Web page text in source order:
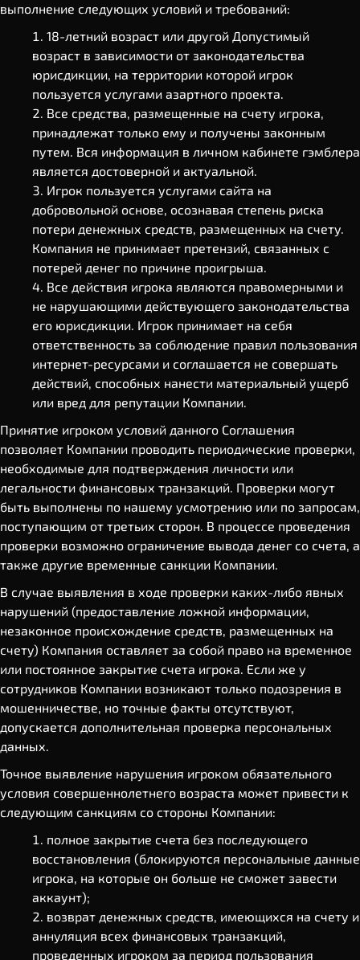
выполнение следующих условий и требований:
18-летний возраст или другой Допустимый
возраст в зависимости от законодательства
юрисдикции, на территории которой игрок
пользуется услугами азартного проекта.
Все средства, размещенные на счету игрока,
принадлежат только ему и получены законным
путем. Вся информация в личном кабинете гэмблера
является достоверной и актуальной.
Игрок пользуется услугами сайта на
добровольной основе, осознавая степень риска
потери денежных средств, размещенных на счету.
Компания не принимает претензий, связанных с
потерей денег по причине проигрыша.
Все действия игрока являются правомерными и
не нарушающими действующего законодательства
его юрисдикции. Игрок принимает на себя
ответственность за соблюдение правил пользования
интернет-ресурсами и соглашается не совершать
действий, способных нанести материальный ущерб
или вред для репутации Компании.
Принятие игроком условий данного Соглашения
позволяет Компании проводить периодические проверки,
необходимые для подтверждения личности или
легальности финансовых транзакций. Проверки могут
быть выполнены по нашему усмотрению или по запросам,
поступающим от третьих сторон. В процессе проведения
проверки возможно ограничение вывода денег со счета, а
также другие временные санкции Компании.
В случае выявления в ходе проверки каких-либо явных
нарушений (предоставление ложной информации,
незаконное происхождение средств, размещенных на
счету) Компания оставляет за собой право на временное
или постоянное закрытие счета игрока. Если же у
сотрудников Компании возникают только подозрения в
мошенничестве, но точные факты отсутствуют,
допускается дополнительная проверка персональных
данных.
Точное выявление нарушения игроком обязательного
условия совершеннолетнего возраста может привести к
следующим санкциям со стороны Компании:
полное закрытие счета без последующего
восстановления (блокируются персональные данные
игрока, на которые он больше не сможет завести
аккаунт);
возврат денежных средств, имеющихся на счету и
аннуляция всех финансовых транзакций,
проведенных игроком за период пользования